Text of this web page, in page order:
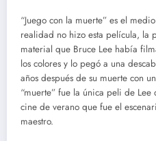
“Juego con la muerte” es el
realidad no hizo esta película, la
material que Bruce Lee había
los colores y lo pegó a una
años después de su muerte con
“muerte” fue la única peli de
cine de verano que fue el
maestro.